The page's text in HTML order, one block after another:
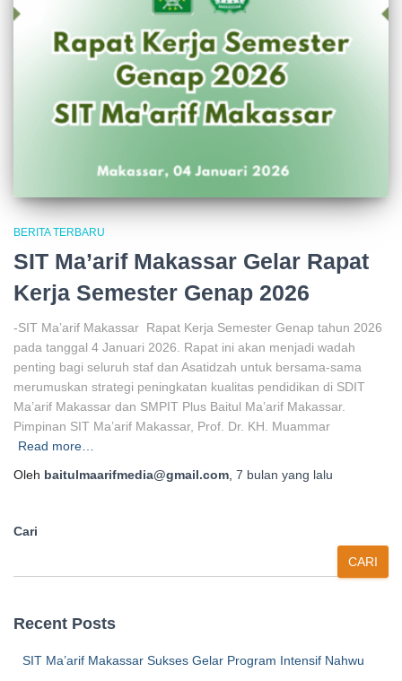
BERITA TERBARU
SIT Ma’arif Makassar Gelar Rapat
Kerja Semester Genap 2026
-SIT Ma’arif Makassar Rapat Kerja Semester Genap tahun 2026
pada tanggal 4 Januari 2026. Rapat ini akan menjadi wadah
penting bagi seluruh staf dan Asatidzah untuk bersama-sama
merumuskan strategi peningkatan kualitas pendidikan di SDIT
Ma’arif Makassar dan SMPIT Plus Baitul Ma’arif Makassar.
Pimpinan SIT Ma’arif Makassar, Prof. Dr. KH. Muammar
Read more…
Oleh baitulmaarifmedia@gmail.com, 7 bulan yang lalu
Cari
CARI
Recent Posts
SIT Ma’arif Makassar Sukses Gelar Program Intensif Nahwu